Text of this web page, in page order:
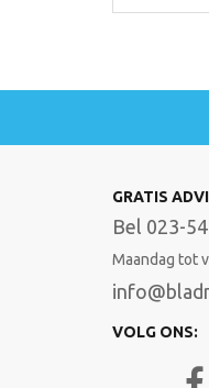
GRATIS
Bel 023-
Maandag tot
VOLG ONS: